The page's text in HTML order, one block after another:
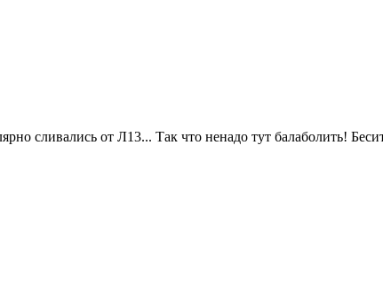
сливались от Л13... Так что ненадо тут балаболить!